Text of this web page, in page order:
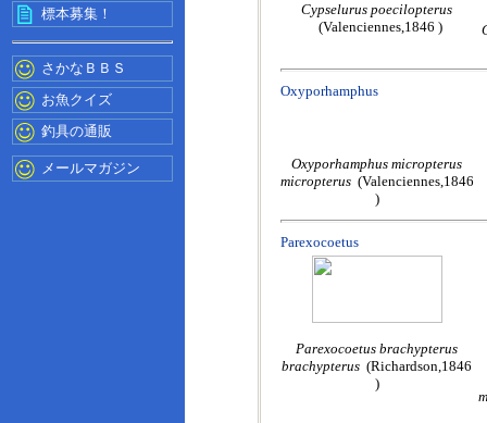
標本募集！
さかなＢＢＳ
お魚クイズ
釣具の通販
メールマガジン
Cypselurus poecilopterus
(Valenciennes,1846 )
Oxyporhamphus
Oxyporhamphus micropterus
micropterus(Valenciennes,1846
)
Parexocoetus
Parexocoetus brachypterus
brachypterus (Richardson,1846
)